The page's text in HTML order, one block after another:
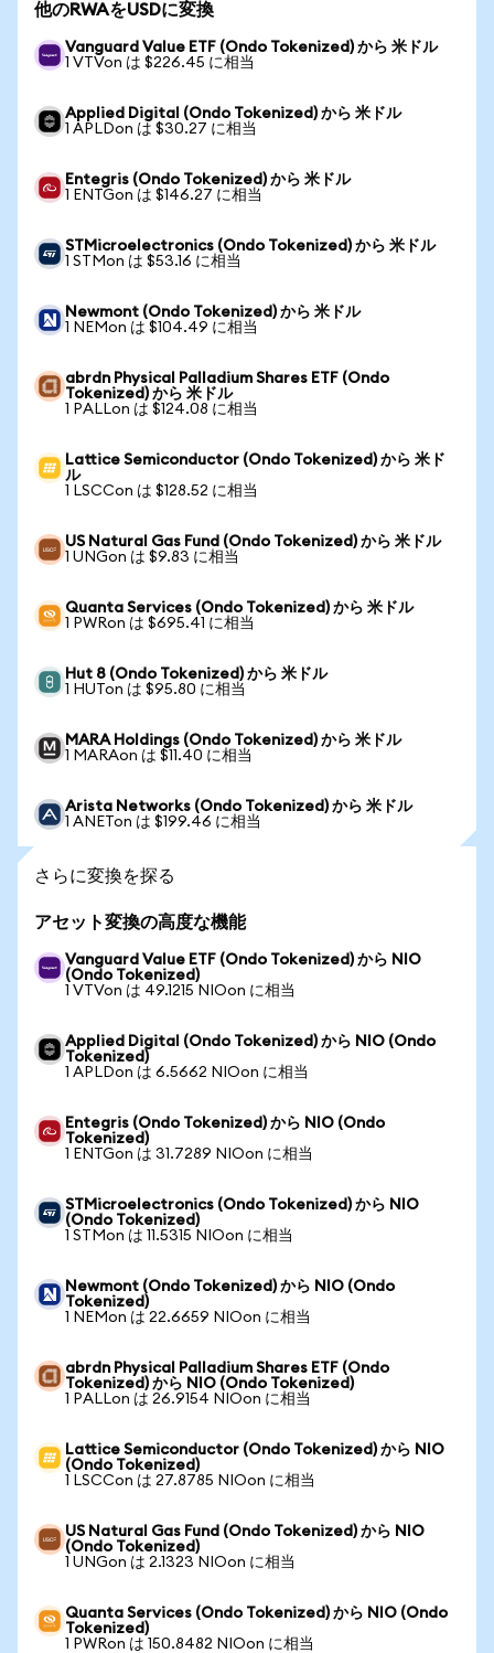
他のRWAをUSDに変換
Vanguard Value ETF (Ondo Tokenized) から 米ドル
1 VTVon は $226.45 に相当
Applied Digital (Ondo Tokenized) から 米ドル
1 APLDon は $30.27 に相当
Entegris (Ondo Tokenized) から 米ドル
1 ENTGon は $146.27 に相当
STMicroelectronics (Ondo Tokenized) から 米ドル
1 STMon は $53.16 に相当
Newmont (Ondo Tokenized) から 米ドル
1 NEMon は $104.49 に相当
abrdn Physical Palladium Shares ETF (Ondo
Tokenized) から 米ドル
1 PALLon は $124.08 に相当
Lattice Semiconductor (Ondo Tokenized) から 米ド
ル
1 LSCCon は $128.52 に相当
US Natural Gas Fund (Ondo Tokenized) から 米ドル
1 UNGon は $9.83 に相当
Quanta Services (Ondo Tokenized) から 米ドル
1 PWRon は $695.41 に相当
Hut 8 (Ondo Tokenized) から 米ドル
1 HUTon は $95.80 に相当
MARA Holdings (Ondo Tokenized) から 米ドル
1 MARAon は $11.40 に相当
Arista Networks (Ondo Tokenized) から 米ドル
1 ANETon は $199.46 に相当
さらに変換を探る
アセット変換の高度な機能
Vanguard Value ETF (Ondo Tokenized) から NIO
(Ondo Tokenized)
1 VTVon は 49.1215 NIOon に相当
Applied Digital (Ondo Tokenized) から NIO (Ondo
Tokenized)
1 APLDon は 6.5662 NIOon に相当
Entegris (Ondo Tokenized) から NIO (Ondo
Tokenized)
1 ENTGon は 31.7289 NIOon に相当
STMicroelectronics (Ondo Tokenized) から NIO
(Ondo Tokenized)
1 STMon は 11.5315 NIOon に相当
Newmont (Ondo Tokenized) から NIO (Ondo
Tokenized)
1 NEMon は 22.6659 NIOon に相当
abrdn Physical Palladium Shares ETF (Ondo
Tokenized) から NIO (Ondo Tokenized)
1 PALLon は 26.9154 NIOon に相当
Lattice Semiconductor (Ondo Tokenized) から NIO
(Ondo Tokenized)
1 LSCCon は 27.8785 NIOon に相当
US Natural Gas Fund (Ondo Tokenized) から NIO
(Ondo Tokenized)
1 UNGon は 2.1323 NIOon に相当
Quanta Services (Ondo Tokenized) から NIO (Ondo
Tokenized)
1 PWRon は 150.8482 NIOon に相当